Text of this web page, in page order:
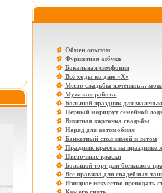
Обмен опытом
Фуршетная азбука
Бокальная симфония
Все ходы ко дню «Х»
Место свадьбы изменить…
Мужская работа.
Большой праздник для
Первый маршрут семейной
Визитная карточка свадьбы
Наряд для автомобиля
Банкетный стол зимой и летом
Праздник красок на празднике
Цветочные краски
Большой торт для большого
Все правила для свадебных
Изящное искусство преподать